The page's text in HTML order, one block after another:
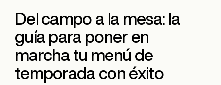
Del campo a la mesa: la
guía para poner en
marcha tu menú de
temporada con éxito